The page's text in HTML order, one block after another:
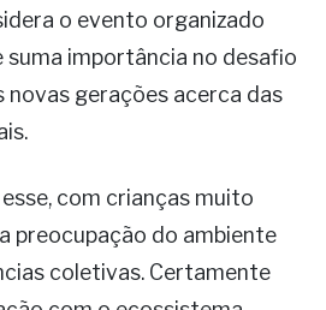
o evento organizado
suma importância no desafio
novas gerações acerca das
com crianças muito
preocupação do ambiente
coletivas. Certamente